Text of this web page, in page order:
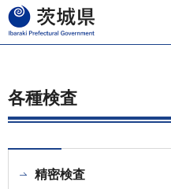
茨城県
各種検査
精密検査